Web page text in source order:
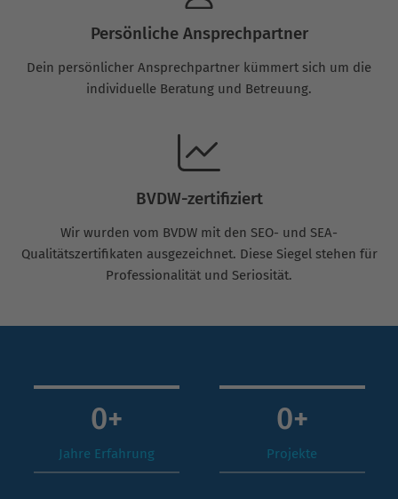
Persönliche Ansprechpartner
Dein persönlicher Ansprechpartner kümmert sich um die
individuelle Beratung und Betreuung.
BVDW-zertifiziert
Wir wurden vom BVDW mit den SEO- und SEA-
Qualitätszertifikaten ausgezeichnet. Diese Siegel stehen für
Professionalität und Seriosität.
0+
Jahre Erfahrung
0+
Projekte